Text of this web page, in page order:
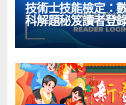
技術士技能檢定：
科解題秘笈讀者登
113年05月03日開